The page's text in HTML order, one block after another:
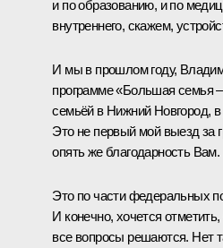
и по образованию, и по
внутреннего, скажем,
И мы в прошлом году,
программе «Большая семья
семьёй в Нижний Новгород,
Это не первый мой выезд за
опять же благодарность Вам.
Это по части федеральных
И конечно, хочется
все вопросы решаются. Нет